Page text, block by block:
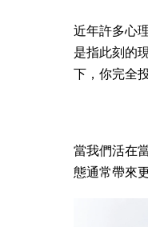
近年許多心
是指此刻的
下，你完全
當我們活在
態通常帶來